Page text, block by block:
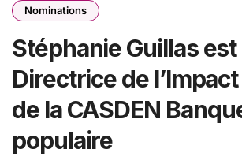
Nominations
Stéphanie Guillas
Directrice de
de la CASDEN
populaire